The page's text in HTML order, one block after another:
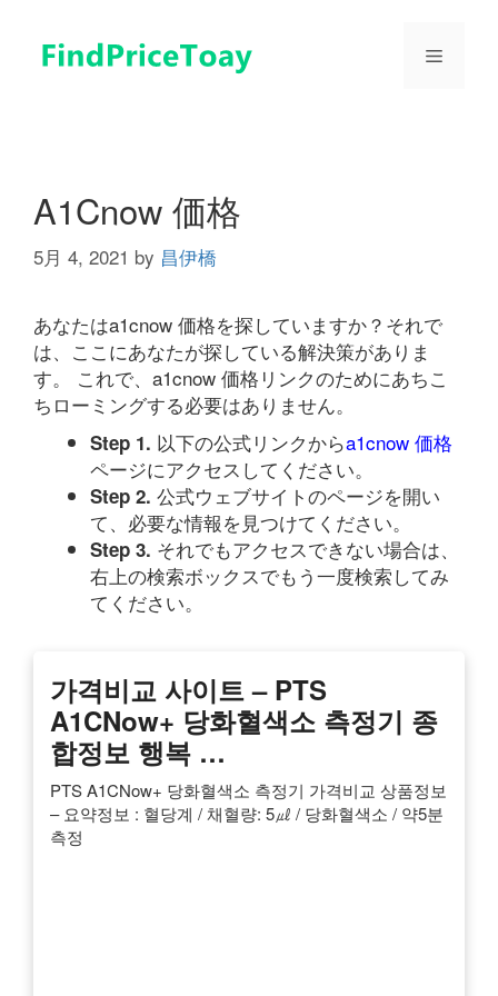
メ
A1Cnow 価格
5月 4, 2021 by 昌伊橋
あなたはa1cnow 価格を探していますか？それで
は、ここにあなたが探している解決策がありま
す。 これで、a1cnow 価格リンクのためにあちこ
ちローミングする必要はありません。
Step 1. 以下の公式リンクからa1cnow 価格
ページにアクセスしてください。
Step 2. 公式ウェブサイトのページを開い
て、必要な情報を見つけてください。
Step 3. それでもアクセスできない場合は、
右上の検索ボックスでもう一度検索してみ
てください。
가격비교 사이트 – PTS
A1CNow+ 당화혈색소 측정기 종
합정보 행복 …
PTS A1CNow+ 당화혈색소 측정기 가격비교 상품정보
– 요약정보 : 혈당계 / 채혈량: 5㎕ / 당화혈색소 / 약5분
측정